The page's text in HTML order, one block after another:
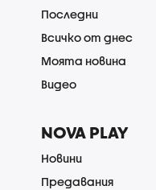
Последни
Всичко от днес
Моята новина
Видео
NOVA PLAY
Новини
Предавания